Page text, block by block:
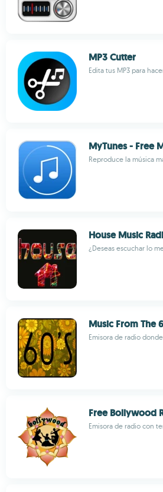
MP3 Cutter
Edita tus MP3 para
MyTunes - Free
Reproduce la música
House Music
¿Deseas escuchar lo
Music From The
Emisora de radio
Free Bollywood
Emisora de radio con